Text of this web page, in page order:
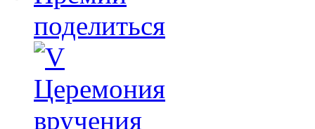
поделиться